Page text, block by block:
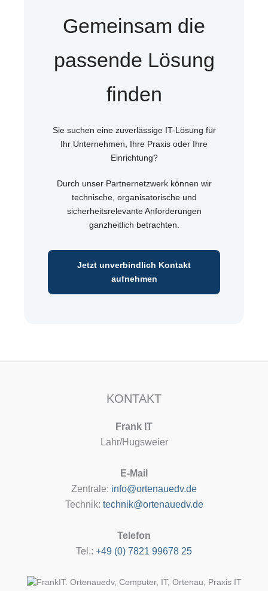
Gemeinsam die
passende Lösung
finden
Sie suchen eine zuverlässige IT-Lösung für
Ihr Unternehmen, Ihre Praxis oder Ihre
Einrichtung?
Durch unser Partnernetzwerk können wir
technische, organisatorische und
sicherheitsrelevante Anforderungen
ganzheitlich betrachten.
Jetzt unverbindlich Kontakt
aufnehmen
KONTAKT
Frank IT
Lahr/Hugsweier
E-Mail
Zentrale: info@ortenauedv.de
Technik: technik@ortenauedv.de
Telefon
Tel.: +49 (0) 7821 99678 25